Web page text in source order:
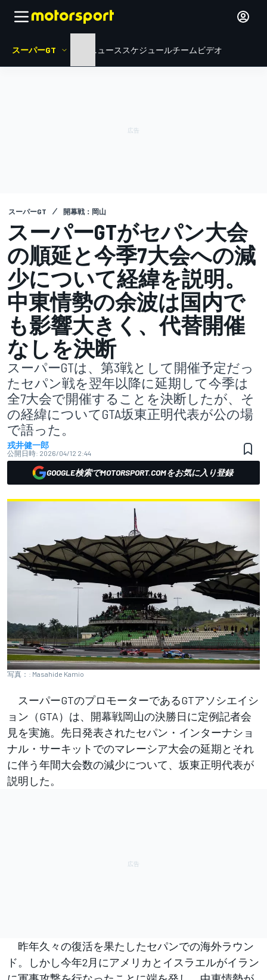
スーパーGT ニュース スケジュールチームビデオ
スーパーGT 開幕戦：岡山
スーパーGTがセパン大会
の順延と今季7大会への減
少について経緯を説明。
中東情勢の余波は国内で
も影響大きく、代替開催
なしを決断
スーパーGTは、第3戦として開催予定だっ
たセパン戦を翌年以降に延期して今季は
全7大会で開催することを決断したが、そ
の経緯についてGTA坂東正明代表が公の場
で語った。
戎井健一郎
公開日時: 2026/04/12 2:44
GOOGLE検索でMOTORSPORT.COMをお気に入り登録
写真：: Masahide Kamio
スーパーGTのプロモーターであるGTアソシエイシ
ョン（GTA）は、開幕戦岡山の決勝日に定例記者会
見を実施。先日発表されたセパン・インターナショ
ナル・サーキットでのマレーシア大会の延期とそれ
に伴う年間大会数の減少について、坂東正明代表が
説明した。
昨年久々の復活を果たしたセパンでの海外ラウン
ド。しかし今年2月にアメリカとイスラエルがイラン